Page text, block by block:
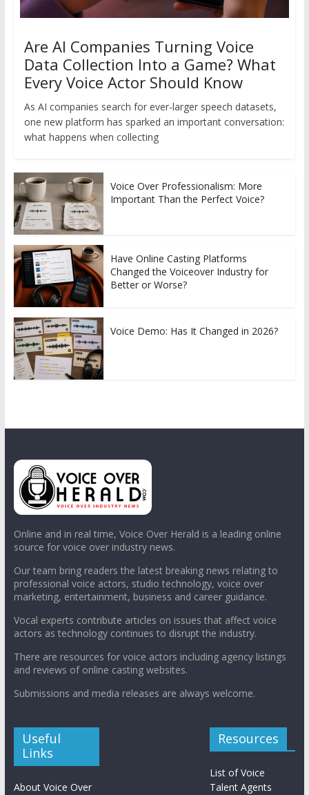
Are AI Companies Turning Voice
Data Collection Into a Game? What
Every Voice Actor Should Know
As AI companies search for ever-larger speech datasets,
one new platform has sparked an important conversation:
what happens when collecting
Voice Over Professionalism: More
Important Than the Perfect Voice?
Have Online Casting Platforms
Changed the Voiceover Industry for
Better or Worse?
Voice Demo: Has It Changed in 2026?
Online and in real time, Voice Over Herald is a leading online
source for voice over industry news.
Our team bring readers the latest breaking news relating to
professional voice actors, studio technology, voice over
marketing, entertainment, business and career guidance.
Vocal experts contribute articles on issues that affect voice
actors as technology continues to disrupt the industry.
There are resources for voice actors including agency listings
and reviews of online casting websites.
Submissions and media releases are always welcome.
Useful
Links
About Voice Over
Resources
List of Voice
Talent Agents